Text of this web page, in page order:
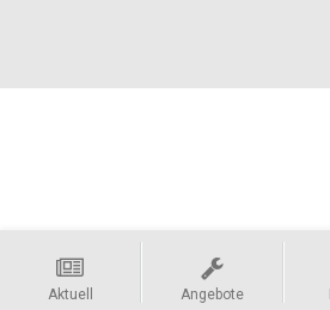
Aktuell Angebote